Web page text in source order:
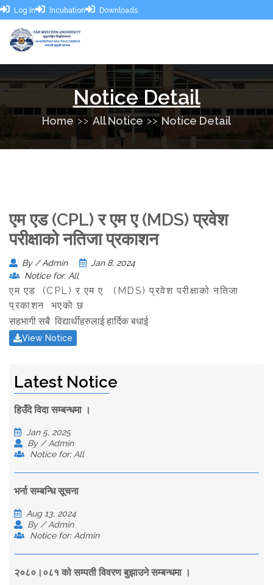
Log In Incubation Downloads
Notice Detail
Home All Notice Notice Detail
एम‍ एड (CPL) र एम‍ ए (MDS) प्रवेश
परीक्षाको नतिजा प्रकाशन
By / Admin
Jan 8, 2024
Notice for: All
एम‍ एड (CPL) र एम‍ ए (MDS) प्रवेश परीक्षाको नतिजा
प्रकाशन भएकाे छ
सहभागी सबै विद्यार्थीहरुलाई हार्दिक बधाई
View Notice
Latest Notice
हिउँदे विदा सम्बन्धमा ।
Jan 5, 2025
By / Admin
Notice for: All
भर्ना सम्बन्धि सूचना
Aug 13, 2024
By / Admin
Notice for: Admin
२०८०।०८१ को सम्पती विवरण बुझाउने सम्बन्धमा ।